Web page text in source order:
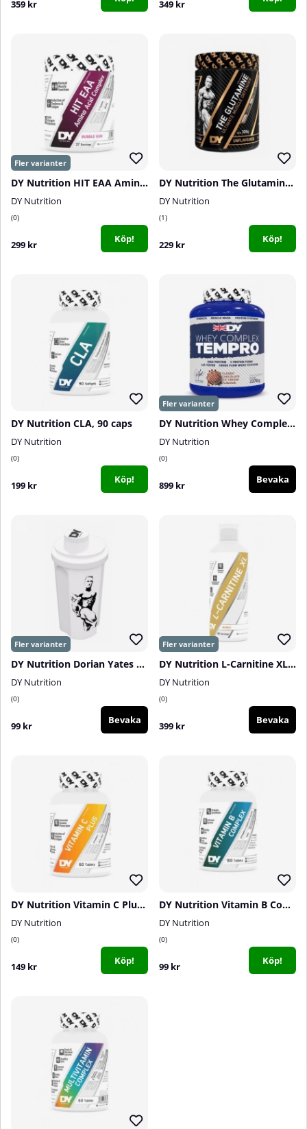
359 kr 349 kr
DY Nutrition HIT EAA Amino Acid Complex, 360 g
DY Nutrition
0
299 kr Köp!
DY Nutrition The Glutamine, 300 g
DY Nutrition
1
229 kr Köp!
DY Nutrition CLA, 90 caps
DY Nutrition
0
199 kr Köp!
DY Nutrition Whey Complex Tempro, 2270 g
DY Nutrition
0
899 kr Bevaka
DY Nutrition Dorian Yates Signature Shaker, 700 ml
DY Nutrition
0
99 kr Bevaka
DY Nutrition L-Carnitine XL, 1000 ml
DY Nutrition
0
399 kr Bevaka
DY Nutrition Vitamin C Plus, 60 tabs
DY Nutrition
0
149 kr Köp!
DY Nutrition Vitamin B Complex, 100 tabs
DY Nutrition
0
99 kr Köp!